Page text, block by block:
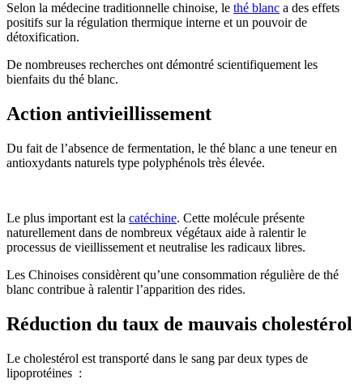
Selon la médecine traditionnelle chinoise, le thé blanc a des effets
positifs sur la régulation thermique interne et un pouvoir de
détoxification.
De nombreuses recherches ont démontré scientifiquement les
bienfaits du thé blanc.
Action antivieillissement
Du fait de l’absence de fermentation, le thé blanc a une teneur en
antioxydants naturels type polyphénols très élevée.
Le plus important est la catéchine. Cette molécule présente
naturellement dans de nombreux végétaux aide à ralentir le
processus de vieillissement et neutralise les radicaux libres.
Les Chinoises considèrent qu’une consommation régulière de thé
blanc contribue à ralentir l’apparition des rides.
Réduction du taux de mauvais cholestérol
Le cholestérol est transporté dans le sang par deux types de
lipoprotéines :